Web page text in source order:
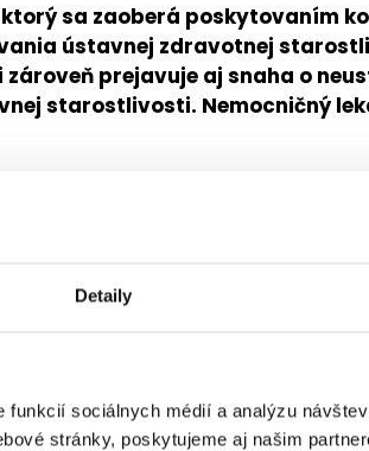
Detaily
funkcií sociálnych médií a analýzu
stránky, poskytujeme aj našim
sa zaoberá poskytovaním
ústavnej zdravotnej
prejavuje aj snaha o
starostlivosti. Nemocničný
ako „koncepciu
etiku, úlohy, vedomosti,
výsledok, čo sa týka
v spolupráci s pacientmi,
je farmaceutická
výsledky súvisiace s